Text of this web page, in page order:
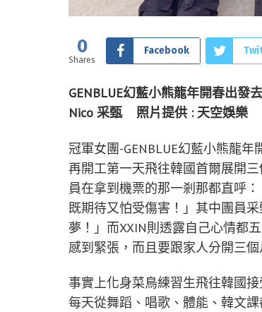
0
Shares
Facebook
GENBLUE幻藍小熊龍年開春出發
Nico 采甄 照片提供 : 天空娛樂
冠軍女團-GENBLUE幻藍小熊龍
再開工第一天飛往韓國首爾展開
員在拿到機票的那一剎那都直呼
既期待又怕受傷害！」其中團員
夢！」而XXIN則透露自己心情都
感到緊張，而且要跟家人分開三
事實上化身菜鳥練習生飛往韓國
每天從舞蹈、唱歌、體能、韓文